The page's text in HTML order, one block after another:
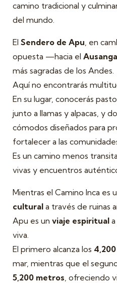
camino tradicional y
del mundo.
El Sendero de Apu, en
opuesta —hacia el
más sagradas de los Andes.
Aquí no encontrarás
En su lugar, conocerás
junto a llamas y alpacas, y
cómodos diseñados para
fortalecer a las
Es un camino menos
vivas y encuentros
Mientras el Camino Inca es
cultural a través de ruinas
Apu es un viaje espiritual
viva.
El primero alcanza los
mar, mientras que el
5,200 metros, ofreciendo